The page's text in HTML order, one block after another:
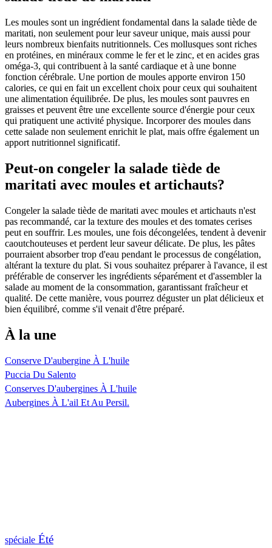
Les moules sont un ingrédient fondamental dans la salade tiède de
maritati, non seulement pour leur saveur unique, mais aussi pour
leurs nombreux bienfaits nutritionnels. Ces mollusques sont riches
en protéines, en minéraux comme le fer et le zinc, et en acides gras
oméga-3, qui contribuent à la santé cardiaque et à une bonne
fonction cérébrale. Une portion de moules apporte environ 150
calories, ce qui en fait un excellent choix pour ceux qui souhaitent
une alimentation équilibrée. De plus, les moules sont pauvres en
graisses et peuvent être une excellente source d'énergie pour ceux
qui pratiquent une activité physique. Incorporer des moules dans
cette salade non seulement enrichit le plat, mais offre également un
apport nutritionnel significatif.
Peut-on congeler la salade tiède de
maritati avec moules et artichauts?
Congeler la salade tiède de maritati avec moules et artichauts n'est
pas recommandé, car la texture des moules et des tomates cerises
peut en souffrir. Les moules, une fois décongelées, tendent à devenir
caoutchouteuses et perdent leur saveur délicate. De plus, les pâtes
pourraient absorber trop d'eau pendant le processus de congélation,
altérant la texture du plat. Si vous souhaitez préparer à l'avance, il est
préférable de conserver les ingrédients séparément et d'assembler la
salade au moment de la consommation, garantissant fraîcheur et
qualité. De cette manière, vous pourrez déguster un plat délicieux et
bien équilibré, comme s'il venait d'être préparé.
À la une
Conserve D'aubergine À L'huile
Puccia Du Salento
Conserves D'aubergines À L'huile
Aubergines À L'ail Et Au Persil.
spéciale Été